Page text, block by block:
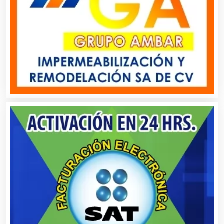
Automóviles Nuevos y Usados
Autopartes Eléctricas
Balnearios
Bancos